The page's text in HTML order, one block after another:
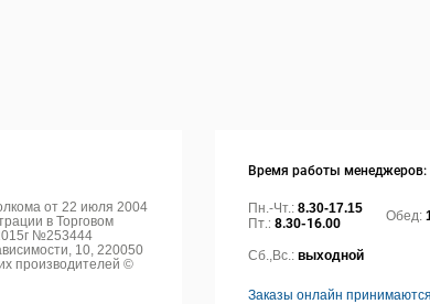
от 22 июля 2004
в Торговом
№253444
10, 220050
производителей ©
Время работы менеджеров:
Пн.-Чт.:8.30-17.15
Пт.:8.30-16.00 Обед:
Сб.,Вс.:выходной
Заказы онлайн